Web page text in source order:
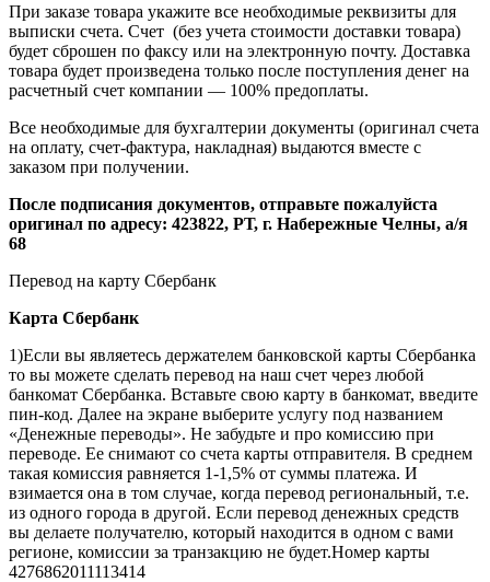
При заказе товара укажите все необходимые реквизиты для
выписки счета. Счет (без учета стоимости доставки товара)
будет сброшен по факсу или на электронную почту. Доставка
товара будет произведена только после поступления денег на
расчетный счет компании — 100% предоплаты.
Все необходимые для бухгалтерии документы (оригинал счета
на оплату, счет-фактура, накладная) выдаются вместе с
заказом при получении.
После подписания документов, отправьте пожалуйста
оригинал по адресу: 423822, РТ, г. Набережные Челны, а/я
68
Перевод на карту Сбербанк
Карта Сбербанк
1)Если вы являетесь держателем банковской карты Сбербанка
то вы можете сделать перевод на наш счет через любой
банкомат Сбербанка. Вставьте свою карту в банкомат, введите
пин-код. Далее на экране выберите услугу под названием
«Денежные переводы». Не забудьте и про комиссию при
переводе. Ее снимают со счета карты отправителя. В среднем
такая комиссия равняется 1-1,5% от суммы платежа. И
взимается она в том случае, когда перевод региональный, т.е.
из одного города в другой. Если перевод денежных средств
вы делаете получателю, который находится в одном с вами
регионе, комиссии за транзакцию не будет.Номер карты
4276862011113414